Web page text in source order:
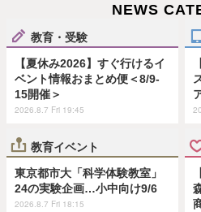
NEWS
教育・受験
【夏休み2026】すぐ行けるイ
ベント情報おまとめ便＜8/9-
15開催＞
2026.8.7 Fri 19:45
教育イベント
東京都市大「科学体験教室」
24の実験企画…小中向け9/6
2026.8.7 Fri 18:15